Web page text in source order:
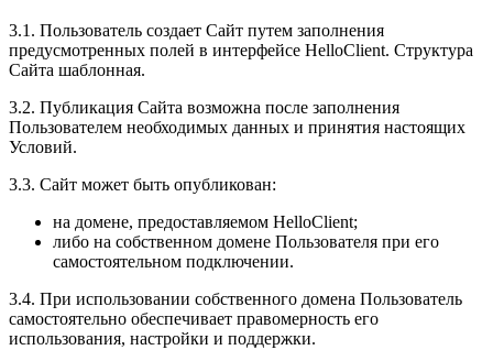
3.1. Пользователь создает Сайт путем заполнения
предусмотренных полей в интерфейсе HelloClient. Структура
Сайта шаблонная.
3.2. Публикация Сайта возможна после заполнения
Пользователем необходимых данных и принятия настоящих
Условий.
3.3. Сайт может быть опубликован:
на домене, предоставляемом HelloClient;
либо на собственном домене Пользователя при его
самостоятельном подключении.
3.4. При использовании собственного домена Пользователь
самостоятельно обеспечивает правомерность его
использования, настройки и поддержки.